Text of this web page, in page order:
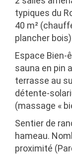
typiques du
40 m²
plancher
Espace Bien-
sauna en pin
terrasse au
détente-
(massage «
Sentier de
hameau.
proximité